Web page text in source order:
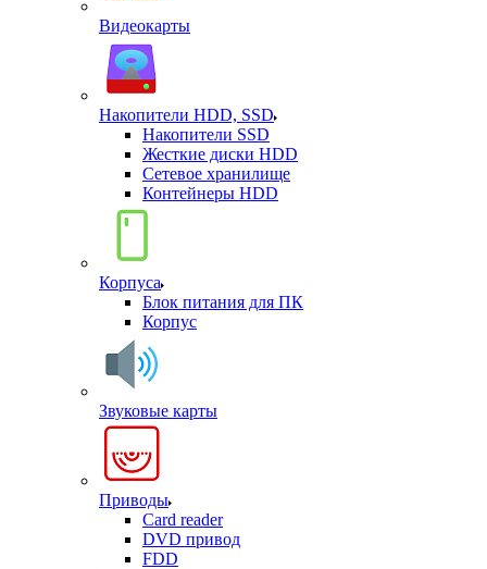
Видеокарты
Накопители HDD, SSD
Накопители SSD
Жесткие диски HDD
Сетевое хранилище
Контейнеры HDD
Корпуса
Блок питания для ПК
Корпус
Звуковые карты
Приводы
Card reader
DVD привод
FDD